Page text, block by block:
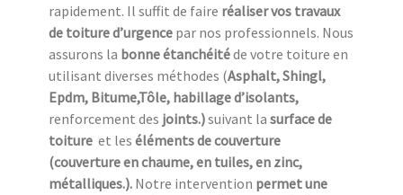
rapidement. Il suffit de faire réaliser vos travaux
de toiture d’urgence par nos professionnels. Nous
assurons la bonne étanchéitéde votre toiture en
utilisant diverses méthodes (Asphalt, Shingl,
Epdm, Bitume,Tôle, habillage d’isolants,
renforcement des joints.)suivant la surface de
toiture et les éléments de couverture
(couverture en chaume, en tuiles, en zinc,
métalliques.). Notre intervention permet une